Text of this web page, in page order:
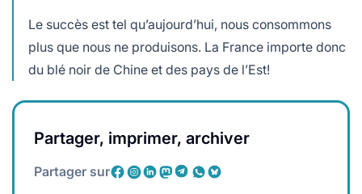
Le succès est tel qu’aujourd’hui, nous consommons
plus que nous ne produisons. La France importe donc
du blé noir de Chine et des pays de l’Est!
Partager, imprimer, archiver
Partager sur